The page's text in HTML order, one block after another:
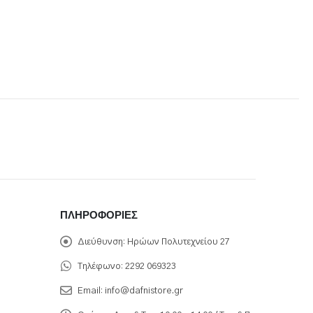
ΠΛΗΡΟΦΟΡΊΕΣ
Διεύθυνση: Ηρώων Πολυτεχνείου 27
Τηλέφωνο: 2292 069323
Email: info@dafnistore.gr